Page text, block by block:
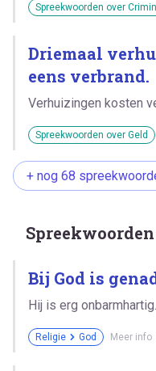
Spreekwoorden over
Driemaal
eens verbrand.
Verhuizingen kosten
Spreekwoorden over Geld
+ nog 68
Bij God is
Hij is erg onbarmhartig.
Religie God Meer info